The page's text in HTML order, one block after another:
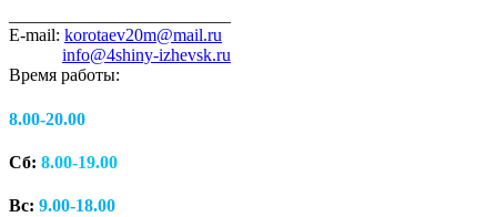
E-mail: korotaev20m@mail.ru
info@4shiny-izhevsk.ru
Время работы:
8.00-20.00
Сб: 8.00-19.00
Вс: 9.00-18.00